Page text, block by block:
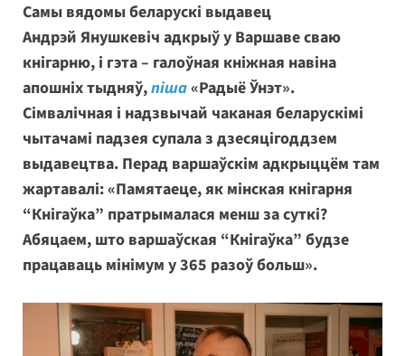
Самы вядомы беларускі выдавец
Андрэй Янушкевіч адкрыў у Варшаве сваю
кнігарню, і гэта – галоўная кніжная навіна
апошніх тыдняў,піша«Радыё Ўнэт».
Сімвалічная і надзвычай чаканая беларускімі
чытачамі падзея супала з дзесяцігоддзем
выдавецтва. Перад варшаўскім адкрыццём там
жартавалі: «Памятаеце, як мінская кнігарня
“Кнігаўка” пратрымалася менш за суткі?
Абяцаем, што варшаўская “Кнігаўка” будзе
працаваць мінімум у 365 разоў больш».